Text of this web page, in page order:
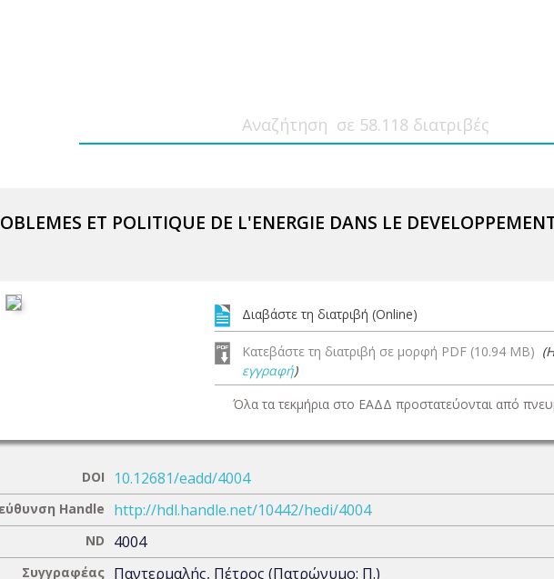
ET POLITIQUE DE L'ENERGIE DANS LE
Διαβάστε τη διατριβή (Online)
Κατεβάστε τη διατριβή σε μορφή PDF (10.94 MB)
εγγραφή)
Όλα τα τεκμήρια στο ΕΑΔΔ προστατεύονται από
DOI 10.12681/eadd/4004
Handle http://hdl.handle.net/10442/hedi/4004
ND 4004
Συγγραφέας Παντερμαλής, Πέτρος (Πατρώνυμο: Π.)